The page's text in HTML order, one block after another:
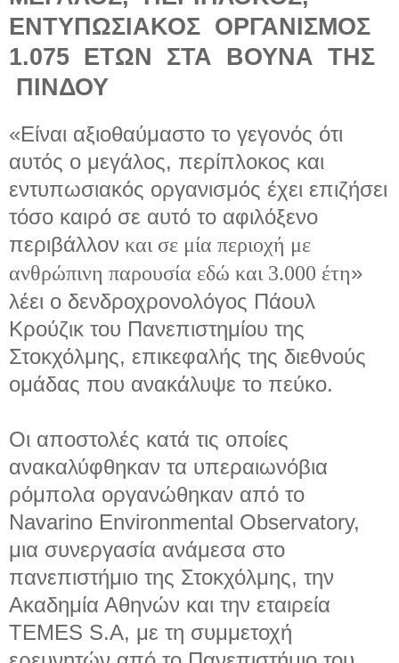
ΕΝΤΥΠΩΣΙΑΚΟΣ ΟΡΓΑΝΙΣΜΟΣ
1.075 ΕΤΩΝ ΣΤΑ ΒΟΥΝΑ ΤΗΣ
ΠΙΝΔΟΥ
«Είναι αξιοθαύμαστο το γεγονός ότι
αυτός ο μεγάλος, περίπλοκος και
εντυπωσιακός οργανισμός έχει επιζήσει
τόσο καιρό σε αυτό το αφιλόξενο
περιβάλλον και σε μία περιοχή με
ανθρώπινη παρουσία εδώ και 3.000 έτη»
λέει ο δενδροχρονολόγος Πάουλ
Κρούζικ του Πανεπιστημίου της
Στοκχόλμης, επικεφαλής της διεθνούς
ομάδας που ανακάλυψε το πεύκο.
Οι αποστολές κατά τις οποίες
ανακαλύφθηκαν τα υπεραιωνόβια
ρόμπολα οργανώθηκαν από το
Navarino Environmental Observatory,
μια συνεργασία ανάμεσα στο
πανεπιστήμιο της Στοκχόλμης, την
Ακαδημία Αθηνών και την εταιρεία
TEMES S.A, με τη συμμετοχή